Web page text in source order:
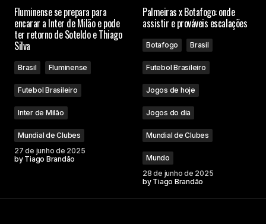
Fluminense se prepara para
encarar a Inter de Milão e pode
ter retorno de Soteldo e Thiago
Silva
Brasil Fluminense
Futebol Brasileiro
Inter de Milão
Mundial de Clubes
27 de junho de 2025
by Tiago Brandão
Palmeiras x Botafogo: onde
assistir e prováveis escalações
Botafogo Brasil
Futebol Brasileiro
Jogos de hoje
Jogos do dia
Mundial de Clubes
Mundo
28 de junho de 2025
by Tiago Brandão